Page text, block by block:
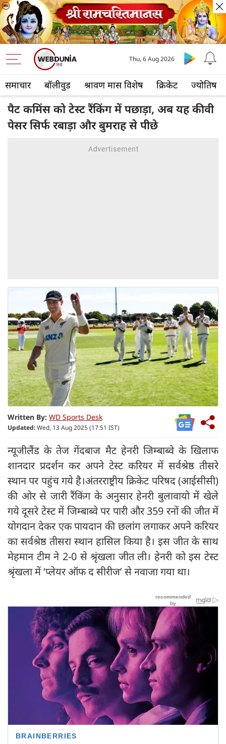
समाचार बॉलीवुड श्रावण मास विशेष क्रिकेट ज्योतिष
Thu, 6 Aug 2026
पैट कमिंस को टेस्ट रैंकिंग में पछाड़ा, अब यह कीवी
पेसर सिर्फ रबाड़ा और बुमराह से पीछे
Written By: WD Sports Desk
Updated:Wed, 13 Aug 2025 (17:51 IST)
न्यूजीलैंड के तेज गेंदबाज मैट हेनरी जिम्बाब्वे के खिलाफ
शानदार प्रदर्शन कर अपने टेस्ट करियर में सर्वश्रेष्ठ तीसरे
स्थान पर पहुंच गये है।अंतरराष्ट्रीय क्रिकेट परिषद (आईसीसी)
की ओर से जारी रैंकिंग के अनुसार हेनरी बुलावायो में खेले
गये दूसरे टेस्ट में जिम्बाब्वे पर पारी और 359 रनों की जीत में
योगदान देकर एक पायदान की छलांग लगाकर अपने करियर
का सर्वश्रेष्ठ तीसरा स्थान हासिल किया है। इस जीत के साथ
मेहमान टीम ने 2-0 से श्रृंखला जीत ली। हेनरी को इस टेस्ट
श्रृंखला में ‘प्लेयर ऑफ द सीरीज’ से नवाजा गया था।